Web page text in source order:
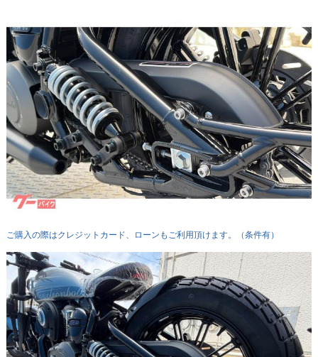
ご購入の際はクレジットカード、ローンもご利用頂けます。（条件有）